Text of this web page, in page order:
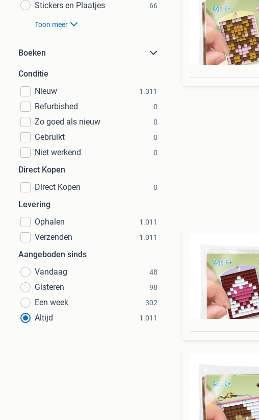
Stickers en Plaatjes 66
Toon meer
Boeken
Conditie
Nieuw
1.011
Refurbished 0
Zo goed als nieuw 0
Gebruikt 0
Niet werkend 0
Direct Kopen
Direct Kopen
0
Levering
Ophalen
1.011
Verzenden 1.011
Aangeboden sinds
Vandaag
48
Gisteren 98
Een week 302
Altijd 1.011